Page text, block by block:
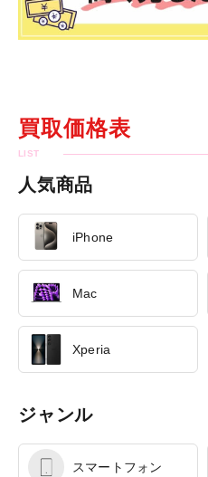
買取価格表
人気商品
iPhone
Mac
Xperia
ジャンル
スマートフォン